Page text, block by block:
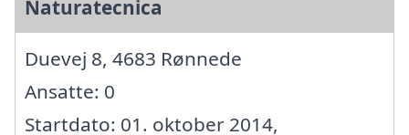
Naturatecnica
Duevej 8, 4683 Rønnede
Ansatte: 0
Startdato: 01. oktober 2014,